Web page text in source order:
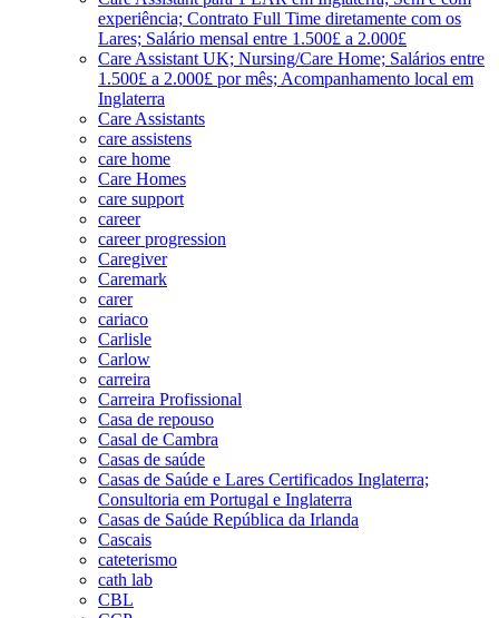
experiência; Contrato Full Time diretamente com os
Lares; Salário mensal entre 1.500£ a 2.000£
Care Assistant UK; Nursing/Care Home; Salários entre
1.500£ a 2.000£ por mês; Acompanhamento local em
Inglaterra
Care Assistants
care assistens
care home
Care Homes
care support
career
career progression
Caregiver
Caremark
carer
cariaco
Carlisle
Carlow
carreira
Carreira Profissional
Casa de repouso
Casal de Cambra
Casas de saúde
Casas de Saúde e Lares Certificados Inglaterra;
Consultoria em Portugal e Inglaterra
Casas de Saúde República da Irlanda
Cascais
cateterismo
cath lab
CBL